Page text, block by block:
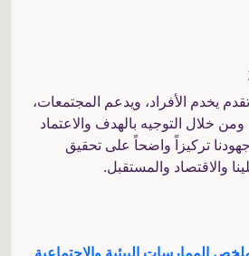
تقدم يخدم الأفراد، ويدعم المجتمعات،
خلال التوجيه بالهدف والاعتماد
تركيزاً واضحاً على تحقيق
والاقتصاد والمستقبل.
الممارسات البيئية والاجتماعية